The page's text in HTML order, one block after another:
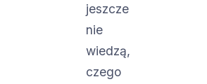
jeszcze
nie
wiedzą,
czego